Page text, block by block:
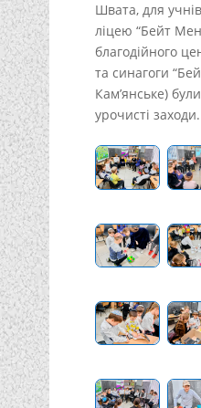
Швата, для
ліцею “Бейт
благодійного
та синагоги
Кам’янське)
урочисті заходи.